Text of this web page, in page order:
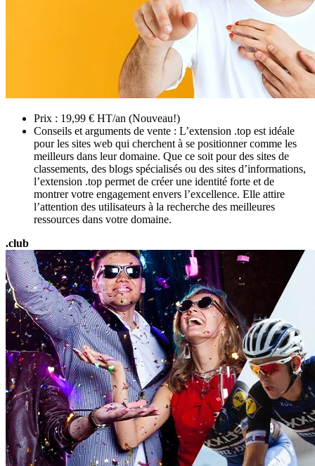
Prix : 19,99 € HT/an (Nouveau!)
Conseils et arguments de vente : L’extension .top est idéale
pour les sites web qui cherchent à se positionner comme les
meilleurs dans leur domaine. Que ce soit pour des sites de
classements, des blogs spécialisés ou des sites d’informations,
l’extension .top permet de créer une identité forte et de
montrer votre engagement envers l’excellence. Elle attire
l’attention des utilisateurs à la recherche des meilleures
ressources dans votre domaine.
.club